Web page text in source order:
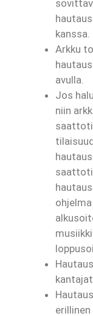
kanssa.
Arkku
avulla.
Jos
niin